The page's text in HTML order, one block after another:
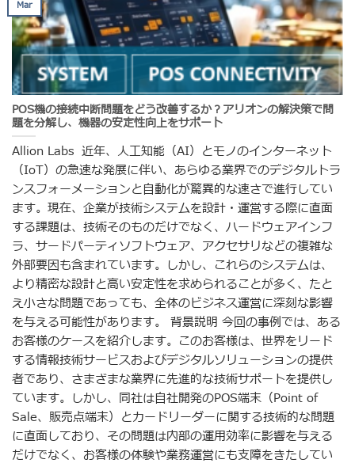
POS機の接続中断問題をどう改善するか？アリオンの解決策で問
題を分解し、機器の安定性向上をサポート
Allion Labs 近年、人工知能（AI）とモノのインターネット
（IoT）の急速な発展に伴い、あらゆる業界でのデジタルトラ
ンスフォーメーションと自動化が驚異的な速さで進行してい
ます。現在、企業が技術システムを設計・運営する際に直面
する課題は、技術そのものだけでなく、ハードウェアインフ
ラ、サードパーティソフトウェア、アクセサリなどの複雑な
外部要因も含まれています。しかし、これらのシステムは、
より精密な設計と高い安定性を求められることが多く、たと
え小さな問題であっても、全体のビジネス運営に深刻な影響
を与える可能性があります。 背景説明 今回の事例では、ある
お客様のケースを紹介します。このお客様は、世界をリード
する情報技術サービスおよびデジタルソリューションの提供
者であり、さまざまな業界に先進的な技術サポートを提供し
ています。しかし、同社は自社開発のPOS端末（Point of
Sale、販売点端末）とカードリーダーに関する技術的な問題
に直面しており、その問題は内部の運用効率に影響を与える
だけでなく、お客様の体験や業務運営にも支障をきたしてい
Mar